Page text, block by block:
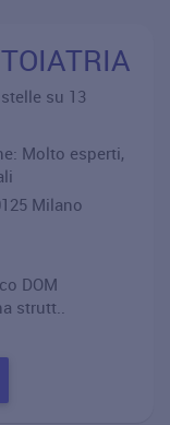
su 13
Molto esperti,
Milano
DOM
strutt..